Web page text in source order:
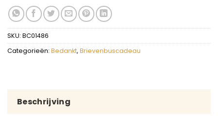
SKU: BC01486
Categorieën: Bedankt, Brievenbuscadeau
Beschrijving